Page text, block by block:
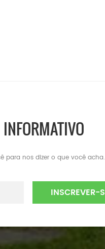
para nos dizer o que você acha.